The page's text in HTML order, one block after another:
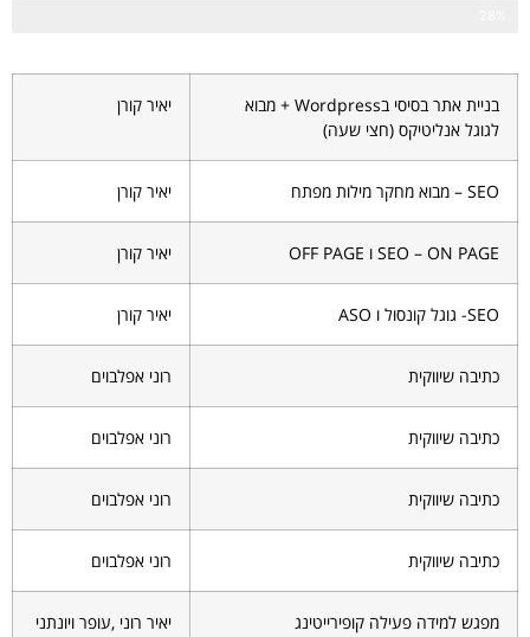
בניית אתר בסיסי בWordpress + מבוא
לגוגל אנליטיקס (חצי שעה)
יאיר קורן
SEO – מבוא מחקר מילות מפתח יאיר קורן
SEO – ON PAGE ו OFF PAGE יאיר קורן
SEO- גוגל קונסול ו ASO יאיר קורן
כתיבה שיווקית רוני אפלבוים
כתיבה שיווקית רוני אפלבוים
כתיבה שיווקית רוני אפלבוים
כתיבה שיווקית רוני אפלבוים
מפגש למידה פעילה קופירייטינג יאיר רוני ,עופר ויונתני